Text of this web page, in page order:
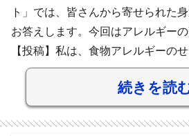
ト」では、皆さんから寄せられた
お答えします。今回はアレルギーの
【投稿】私は、食物アレルギーの
続きを読